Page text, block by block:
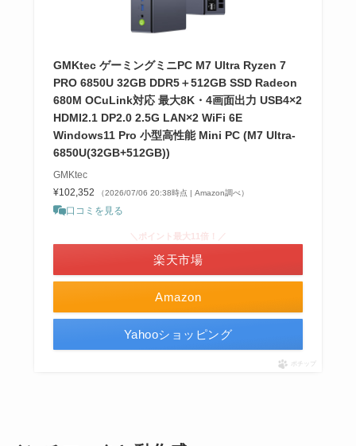
GMKtec ゲーミングミニPC M7 Ultra Ryzen 7
PRO 6850U 32GB DDR5＋512GB SSD Radeon
680M OCuLink対応 最大8K・4画面出力 USB4×2
HDMI2.1 DP2.0 2.5G LAN×2 WiFi 6E
Windows11 Pro 小型高性能 Mini PC (M7 Ultra-
6850U(32GB+512GB))
GMKtec
¥102,352
（2026/07/06 20:38時点 | Amazon調べ）
口コミを見る
Amazon
＼ポイント最大11倍！／
楽天市場
Yahooショッピング
ポチップ